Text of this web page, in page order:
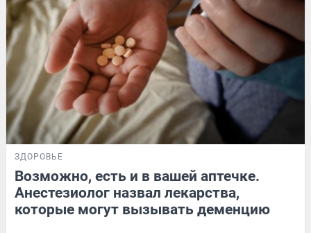
ЗДОРОВЬЕ
Возможно, есть и в вашей аптечке.
Анестезиолог назвал лекарства,
которые могут вызывать деменцию